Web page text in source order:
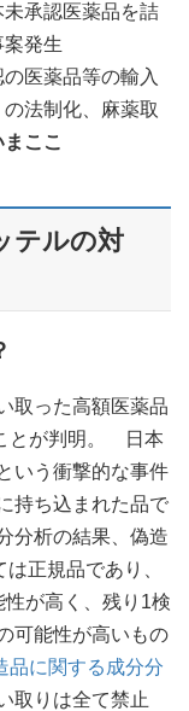
承認医薬品を詰
発生
医薬品等の輸入
法制化、麻薬取
まここ
テルの対
取った高額医薬品
とが判明。 日本
いう衝撃的な事件
持ち込まれた品で
分析の結果、偽造
正規品であり、
が高く、残り1検
可能性が高いもの
品に関する成分分
取りは全て禁止